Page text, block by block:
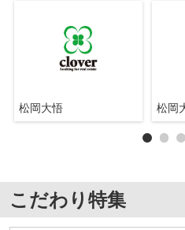
松岡大悟 松岡
こだわり特集